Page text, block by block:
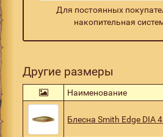
Для постоянных
накопительная
Другие размеры
Наименование
Блесна Smith Edge DIA